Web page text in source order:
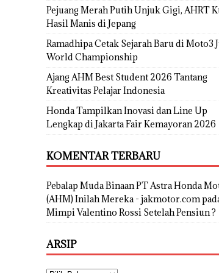
Pejuang Merah Putih Unjuk Gigi, AHRT
Hasil Manis di Jepang
Ramadhipa Cetak Sejarah Baru di Moto3
World Championship
Ajang AHM Best Student 2026 Tantang
Kreativitas Pelajar Indonesia
Honda Tampilkan Inovasi dan Line Up
Lengkap di Jakarta Fair Kemayoran 2026
KOMENTAR TERBARU
Pebalap Muda Binaan PT Astra Honda
(AHM) Inilah Mereka - jakmotor.com
Mimpi Valentino Rossi Setelah Pensiun ?
ARSIP